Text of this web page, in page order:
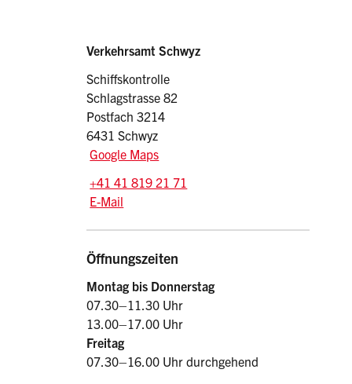
Sidebar
Adresse
Verkehrsamt Schwyz
Schiffskontrolle
Schlagstrasse 82
Postfach 3214
6431 Schwyz
Google Maps
Tel.:
+41 41 819 21 71
E-Mail: schiff.vasz
E-Mail
Öffnungszeiten
Montag bis Donnerstag
07.30–11.30 Uhr
13.00–17.00 Uhr
Freitag
07.30–16.00 Uhr durchgehend